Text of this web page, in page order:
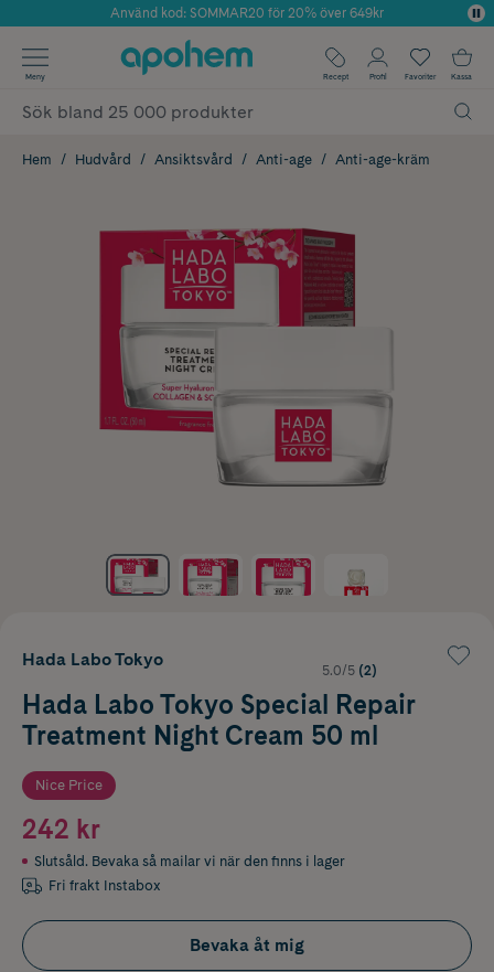
Årets Butik 2025 inom Skönhet
Använd kod: SOMMAR20 för 20% över 649kr
✓ Fri frakt
✓ Poäng på alla köp*
Meny Recept Profil Favoriter Kassa
Hem Hudvård Ansiktsvård Anti-age Anti-age-kräm
Hada Labo Tokyo
5.0/5 (2)
Hada Labo Tokyo Special Repair
Treatment Night Cream 50 ml
Nice Price
242 kr
Slutsåld. Bevaka så mailar vi när den finns i lager
Fri frakt Instabox
Bevaka åt mig